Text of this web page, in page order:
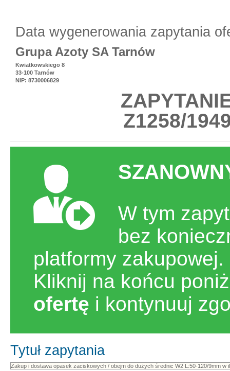
Data wygenerowania zapytania
Grupa Azoty SA Tarnów
Kwiatkowskiego 8
33-100 Tarnów
NIP: 8730006829
Z1258/
W tym
bez
platformy zakupowej.
Kliknij na końcu
ofertę i kontynuuj
Tytuł zapytania